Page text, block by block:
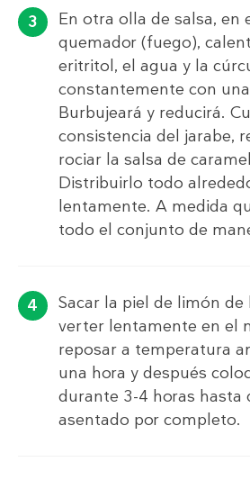
En otra olla de salsa, en
quemador (fuego),
eritritol, el agua y la
constantemente con
Burbujeará y reducirá.
consistencia del jarabe,
rociar la salsa de
Distribuirlo todo
lentamente. A medida
todo el conjunto de
Sacar la piel de limón
verter lentamente en el
reposar a temperatura
una hora y después
durante 3-4 horas hasta
asentado por completo.